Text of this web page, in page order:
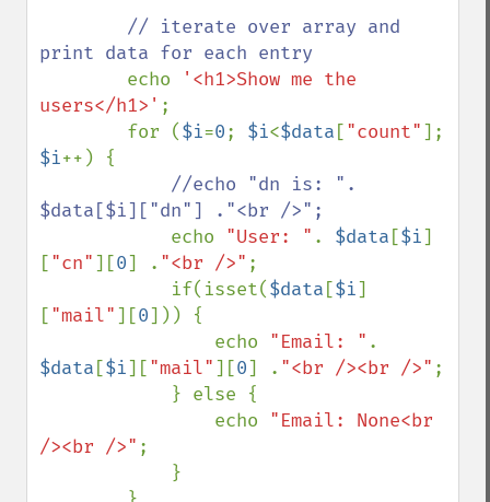
// iterate over array and
print data for each entry
echo
'<h1>Show me the
users</h1>' ;
        for (
$i=0; $i<$data ["count"
$i++) {
//echo "dn is: ".
$data[$i]["dn"] ."<br />";
echo "User: " . $data [$i]
["cn"][0] . "<br />" ;
            if(isset(
$data [$i]
["mail"][0])) {
                echo
"Email: "
$data [$i]["mail"][0] . "<br /><br />" ;
                echo
"Email: None<br
/><br />" ;